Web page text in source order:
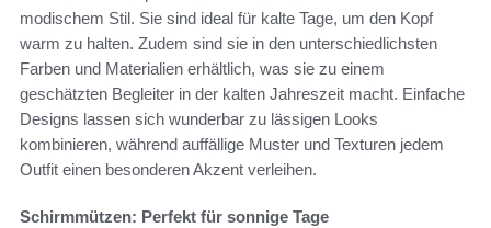
modischem Stil. Sie sind ideal für kalte Tage, um den Kopf
warm zu halten. Zudem sind sie in den unterschiedlichsten
Farben und Materialien erhältlich, was sie zu einem
geschätzten Begleiter in der kalten Jahreszeit macht. Einfache
Designs lassen sich wunderbar zu lässigen Looks
kombinieren, während auffällige Muster und Texturen jedem
Outfit einen besonderen Akzent verleihen.
Schirmmützen: Perfekt für sonnige Tage